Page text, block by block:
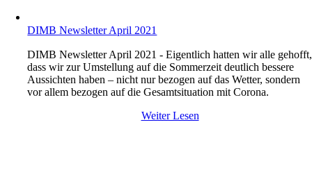
DIMB Newsletter April 2021
DIMB Newsletter April 2021 - Eigentlich hatten wir alle gehofft,
dass wir zur Umstellung auf die Sommerzeit deutlich bessere
Aussichten haben – nicht nur bezogen auf das Wetter, sondern
vor allem bezogen auf die Gesamtsituation mit Corona.
Weiter Lesen